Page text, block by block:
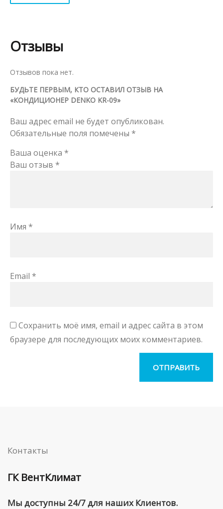
Отзывы
Отзывов пока нет.
БУДЬТЕ ПЕРВЫМ, КТО ОСТАВИЛ ОТЗЫВ НА
«КОНДИЦИОНЕР DENKO KR-09»
Ваш адрес email не будет опубликован.
Обязательные поля помечены *
Ваша оценка *
Ваш отзыв *
Имя *
Email *
Сохранить моё имя, email и адрес сайта в этом
браузере для последующих моих комментариев.
Контакты
ГК ВентКлимат
Мы доступны 24/7 для наших Клиентов.